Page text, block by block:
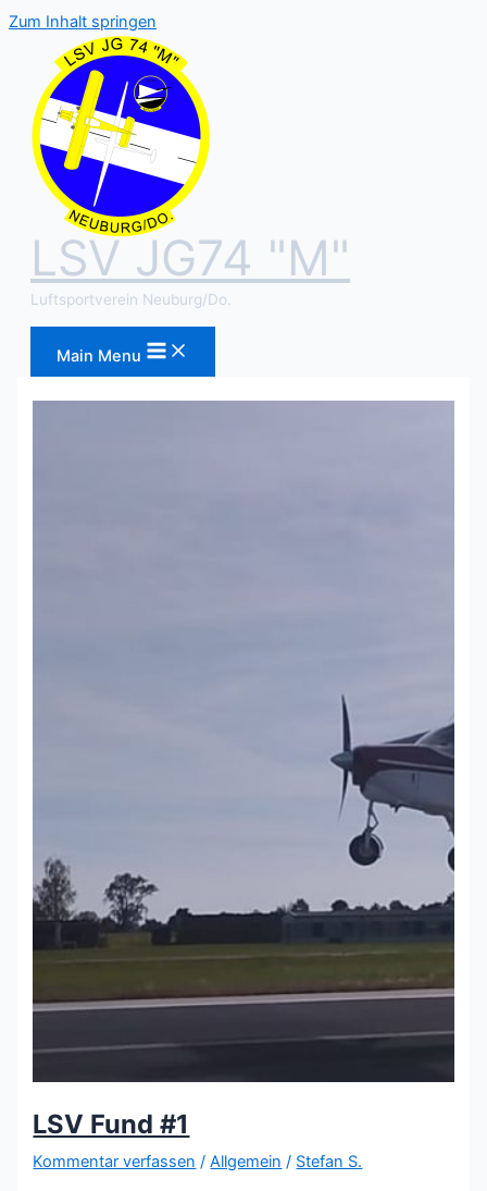
Zum Inhalt springen
LSV JG74 "M"
Luftsportverein Neuburg/Do.
Main Menu
LSV Fund #1
Kommentar verfassen /Allgemein / Stefan S.